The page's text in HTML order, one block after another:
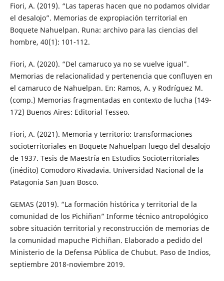
Fiori, A. (2019). “Las taperas hacen que no podamos olvidar
el desalojo”. Memorias de expropiación territorial en
Boquete Nahuelpan. Runa: archivo para las ciencias del
hombre, 40(1): 101-112.
Fiori, A. (2020). “Del camaruco ya no se vuelve igual”.
Memorias de relacionalidad y pertenencia que confluyen en
el camaruco de Nahuelpan. En: Ramos, A. y Rodríguez M.
(comp.) Memorias fragmentadas en contexto de lucha (149-
172) Buenos Aires: Editorial Tesseo.
Fiori, A. (2021). Memoria y territorio: transformaciones
socioterritoriales en Boquete Nahuelpan luego del desalojo
de 1937. Tesis de Maestría en Estudios Socioterritoriales
(inédito) Comodoro Rivadavia. Universidad Nacional de la
Patagonia San Juan Bosco.
GEMAS (2019). “La formación histórica y territorial de la
comunidad de los Pichiñan” Informe técnico antropológico
sobre situación territorial y reconstrucción de memorias de
la comunidad mapuche Pichiñan. Elaborado a pedido del
Ministerio de la Defensa Pública de Chubut. Paso de Indios,
septiembre 2018-noviembre 2019.